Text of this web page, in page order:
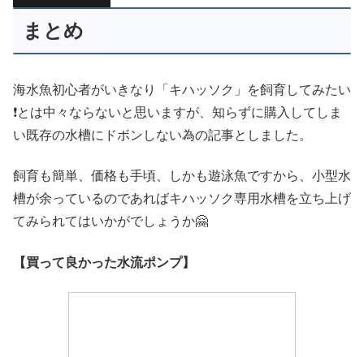
まとめ
海水魚初心者がいきなり「キハッソク」を飼育してみたい
❗とは中々ならないと思いますが、知らずに購入してしま
い既存の水槽にドボンしない為の記事としました。
飼育も簡単、価格も手頃、しかも遊泳魚ですから、小型水
槽が余っているのであればキハッソク専用水槽を立ち上げ
てみられてはいかがでしょうか🤗
【買って良かった水流ポンプ】